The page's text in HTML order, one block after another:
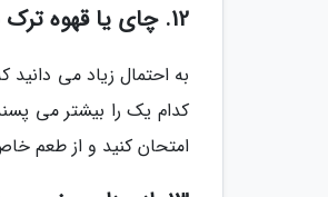
12. چای یا قهوه ترک بخورید
به احتمال زیاد می
کدام یک را بیشتر می
امتحان کنید و از طعم